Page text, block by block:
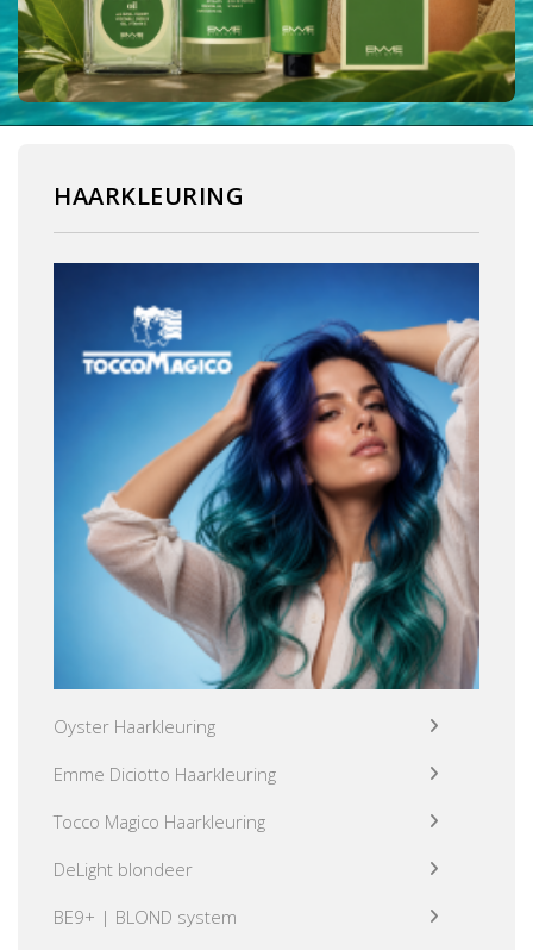
HAARKLEURING
Oyster Haarkleuring
Emme Diciotto Haarkleuring
Tocco Magico Haarkleuring
DeLight blondeer
BE9+ | BLOND system